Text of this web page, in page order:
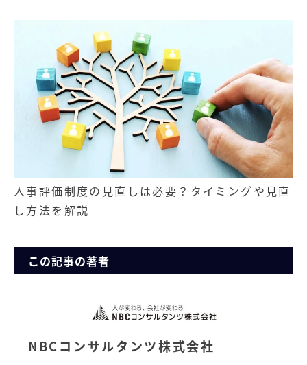
人事評価制度の見直しは必要？タイミングや見直
し方法を解説
この記事の著者
NBCコンサルタンツ株式会社